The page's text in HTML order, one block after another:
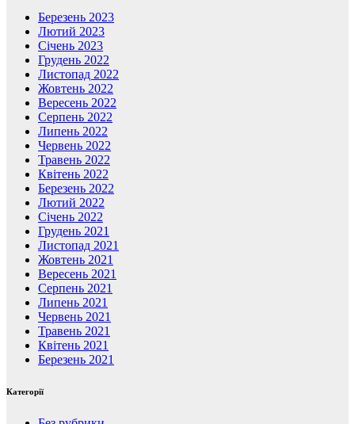
Березень 2023
Лютий 2023
Січень 2023
Грудень 2022
Листопад 2022
Жовтень 2022
Вересень 2022
Серпень 2022
Липень 2022
Червень 2022
Травень 2022
Квітень 2022
Березень 2022
Лютий 2022
Січень 2022
Грудень 2021
Листопад 2021
Жовтень 2021
Вересень 2021
Серпень 2021
Липень 2021
Червень 2021
Травень 2021
Квітень 2021
Березень 2021
Категорії